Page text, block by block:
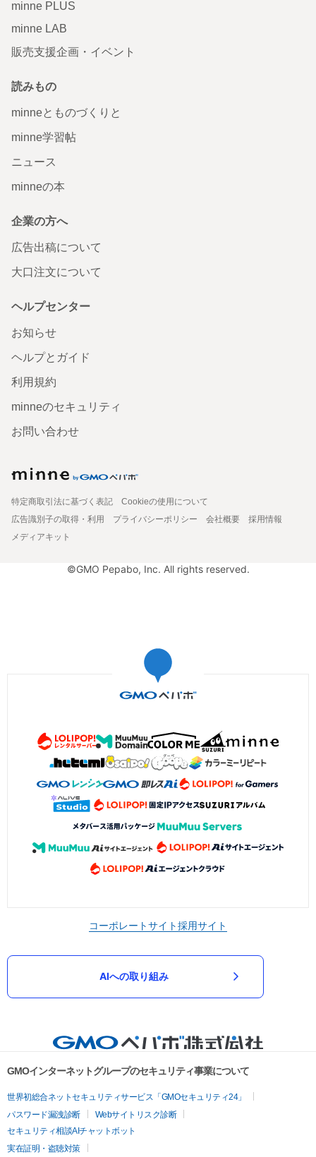
minne PLUS
minne LAB
販売支援企画・イベント
読みもの
minneとものづくりと
minne学習帖
ニュース
minneの本
企業の方へ
広告出稿について
大口注文について
ヘルプセンター
お知らせ
ヘルプとガイド
利用規約
minneのセキュリティ
お問い合わせ
特定商取引法に基づく表記
Cookieの使用について
広告識別子の取得・利用
プライバシーポリシー 会社概要
採用情報
メディアキット
©GMO Pepabo, Inc. All rights reserved.
コーポレートサイト採用サイト
AIへの取り組み
GMOインターネットグループのセキュリティ事業について
世界初総合ネットセキュリティサービス「GMOセキュリティ24」
パスワード漏洩診断
Webサイトリスク診断
セキュリティ相談AIチャットボット
実在証明・盗聴対策